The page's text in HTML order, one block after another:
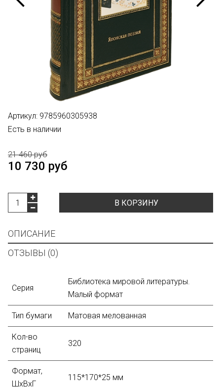
Артикул: 9785960305938
Есть в наличии
21 460 руб
10 730 руб
В КОРЗИНУ
ОПИСАНИЕ
ОТЗЫВЫ (0)
Серия
Библиотека мировой литературы.
Малый формат
Тип бумаги Матовая мелованная
Кол-во
страниц
320
Формат,
ШхВхГ
115*170*25 мм